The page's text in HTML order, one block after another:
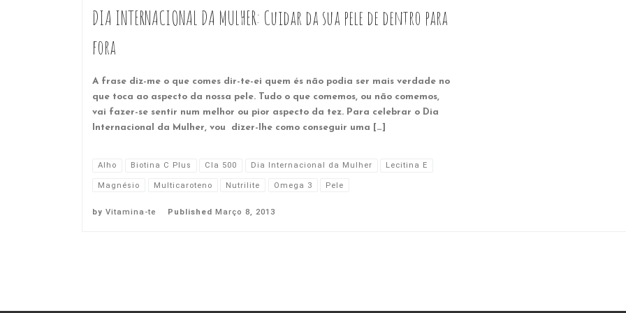
DIA INTERNACIONAL DA MULHER: Cuidar da sua pele de dentro para
fora
A frase diz-me o que comes dir-te-ei quem és não podia ser mais verdade no
que toca ao aspecto da nossa pele. Tudo o que comemos, ou não comemos,
vai fazer-se sentir num melhor ou pior aspecto da tez. Para celebrar o Dia
Internacional da Mulher, vou dizer-lhe como conseguir uma […]
Alho Biotina C Plus Cla 500 Dia Internacional da Mulher Lecitina E
Magnésio Multicaroteno Nutrilite Omega 3 Pele
by Vitamina-te Published Março 8, 2013